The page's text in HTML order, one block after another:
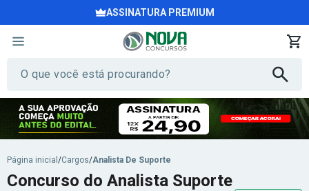
ASSINATURA PREMIUM
Página inicial /Cargos/Analista De Suporte
Concurso do Analista Suporte